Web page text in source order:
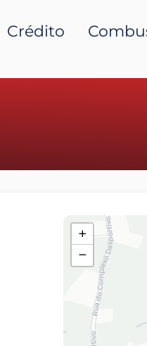
Crédito
+
−